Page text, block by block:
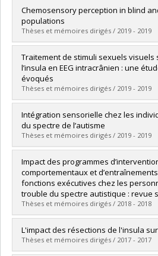
Graduate :Deguire, Florence
Cycle :Master's
Grade :M. Sc.
Lien vers le document dans Papyrus
Chemosensory perception in blind
populations
Thèses et mémoires dirigés / 2019 - 2019
Graduate :Manescu, Simona
Cycle : Doctoral
Grade :Ph. D.
Lien vers le document dans Papyrus
Traitement de stimuli sexuels visuels
l’insula en EEG intracrânien : une
évoqués
Thèses et mémoires dirigés / 2019 - 2019
Graduate :Brideau-Duquette,
Cycle :Master's
Grade :M. Sc.
Lien vers le document dans Papyrus
Intégration sensorielle chez les
du spectre de l’autisme
Thèses et mémoires dirigés / 2019 - 2019
Graduate :Charbonneau,
Cycle :Doctoral
Grade :Ph. D.
Lien vers le document dans Papyrus
Impact des programmes
comportementaux et
fonctions exécutives chez les
trouble du spectre autistique : revue
Thèses et mémoires dirigés / 2018 - 2018
Graduate :Bourgeois, Marianne
Cycle : Doctoral
Grade :D. Psy.
L'impact des résections de l'insula
Thèses et mémoires dirigés / 2017 - 2017